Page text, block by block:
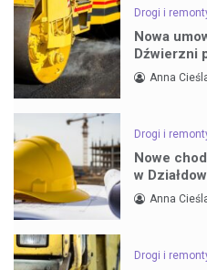
Drogi i
Nowa
Dźwierzni
Anna
Drogi i
Nowe
w
Anna
Drogi i